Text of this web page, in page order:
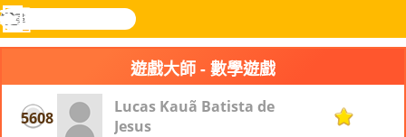
樂和遊
搜
尋
登入
功
遊戲大師 - 數學遊戲
5608
Lucas Kauã Batista de
Jesus
1